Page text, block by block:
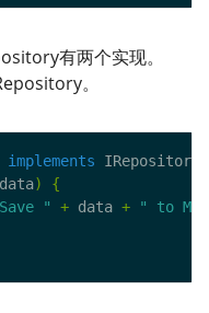
有两个实现。
。
implements IRepository
)
{
" + data +
" to